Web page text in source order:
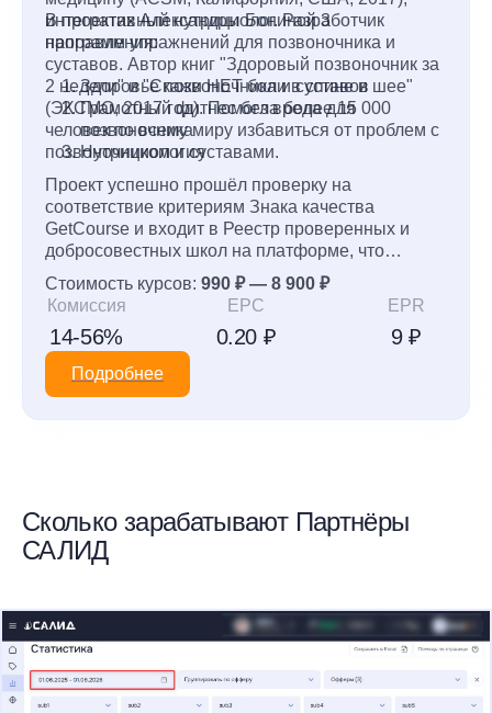
интегративный нутрициолог. Разработчик
программ упражнений для позвоночника и
суставов. Автор книг "Здоровый позвоночник за
2 недели" и "Скажи НЕТ боли в спине и шее"
(ЭКСМО, 2017 год). Помогла более 15 000
человек по всему миру избавиться от проблем с
позвоночником и суставами.
В проектах Александры Бониной 3
направления:
Здоровье позвоночника и суставов
Грамотный фитнес без вреда для
позвоночника
Нутрициология
Проект успешно прошёл проверку на
соответствие критериям Знака качества
GetCourse и входит в Реестр проверенных и
добросовестных школ на платформе, что
подчеркивает его открытость и высокое
качество взаимодействия с учениками.
Стоимость курсов: 990 ₽ — 8 900 ₽
Комиссия
14-56%
EPC
0.20 ₽
EPR
9 ₽
Подробнее
Сколько зарабатывают Партнёры
САЛИД